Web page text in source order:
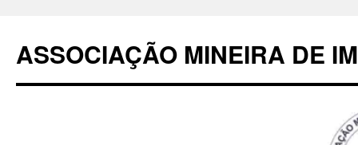
conteúdo
ASSOCIAÇÃO MINEIRA DE